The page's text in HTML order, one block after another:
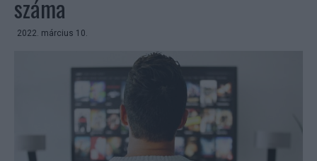
száma
2022. március 10.